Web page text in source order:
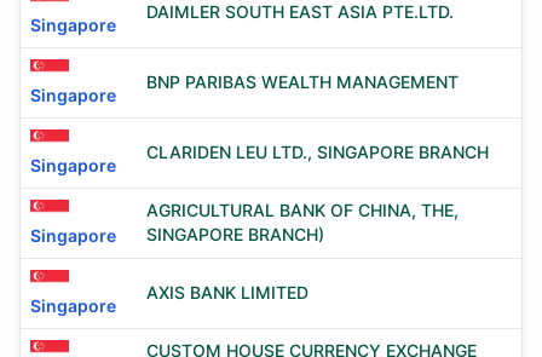
Singapore
DAIMLER SOUTH EAST ASIA PTE.LTD.
Singapore
BNP PARIBAS WEALTH MANAGEMENT
Singapore
CLARIDEN LEU LTD., SINGAPORE BRANCH
Singapore
AGRICULTURAL BANK OF CHINA, THE,
SINGAPORE BRANCH)
Singapore
AXIS BANK LIMITED
CUSTOM HOUSE CURRENCY EXCHANGE